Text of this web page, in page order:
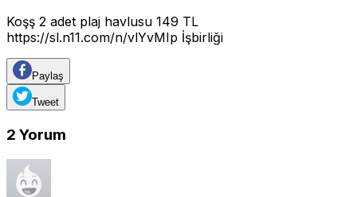
Koşş 2 adet plaj havlusu 149 TL
https://sl.n11.com/n/vlYvMIp İşbirliği
Paylaş
Tweet
2 Yorum